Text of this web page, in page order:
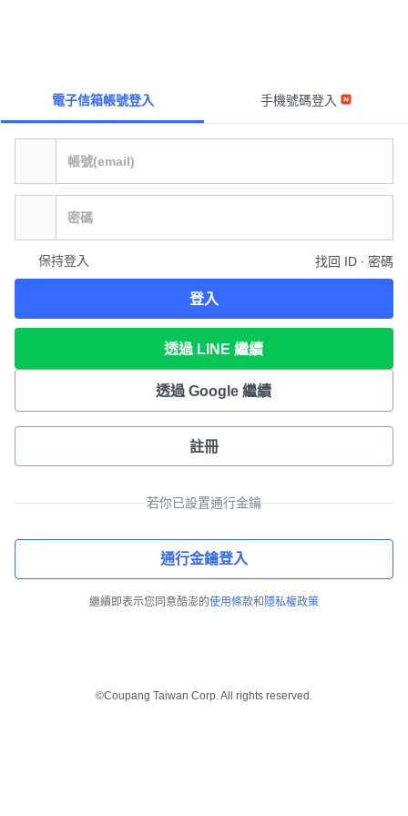
電子信箱帳號登入 手機號碼登入
保持登入 找回 ID ∙ 密碼
登入
透過 LINE 繼續
透過 Google 繼續
註冊
若你已設置通行金鑰
通行金鑰登入
繼續即表示您同意酷澎的使用條款和 隱私權政策
©Coupang Taiwan Corp. All rights reserved.